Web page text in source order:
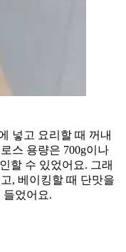
넣고 요리할 때 꺼내
스 용량은 700g이나
할 수 있었어요. 그래
, 베이킹할 때 단맛을
들었어요.